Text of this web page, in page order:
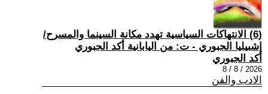
(6) الانتهاكات السياسية تهدد مكانة السينما والمسرح/
إشبيليا الجبوري - ت: من اليابانية أكد الجبوري
أكد الجبوري
2026 / 8 / 8
الادب والفن